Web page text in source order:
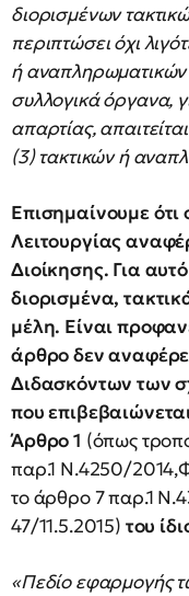
διορισμένων
περιπτώσει όχι
ή αναπληρωματικών
συλλογικά όργανα,
απαρτίας,
(3) τακτικών ή
Επισημαίνουμε ότι
Λειτουργίας
Διοίκησης. Για
διορισμένα,
μέλη. Είναι
άρθρο δεν
Διδασκόντων των
που
Άρθρο1 (όπως
παρ.1 Ν.4250/
το άρθρο 7 παρ.1
47/11.5.2015) του
«Πεδίο εφαρμογής